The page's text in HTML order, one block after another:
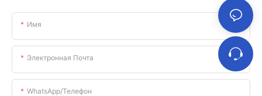
Имя
Электронная Почта
WhatsApp/телефон